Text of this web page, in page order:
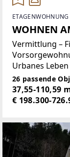
WOHNEN
Vermittlung –
Urbanes
Möglichkeit
– Sicherheit
26 passende
37,55-110,59
€ 198.300-